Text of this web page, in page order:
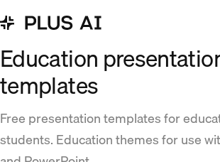
Education
templates
Free presentation templates for
students. Education themes for use